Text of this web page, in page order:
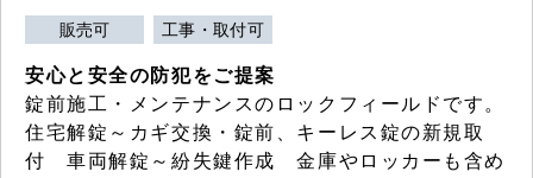
販売可 工事・取付可
安心と安全の防犯をご提案
錠前施工・メンテナンスのロックフィールドです。
住宅解錠～カギ交換・錠前、キーレス錠の新規取
付 車両解錠～紛失鍵作成 金庫やロッカーも含め